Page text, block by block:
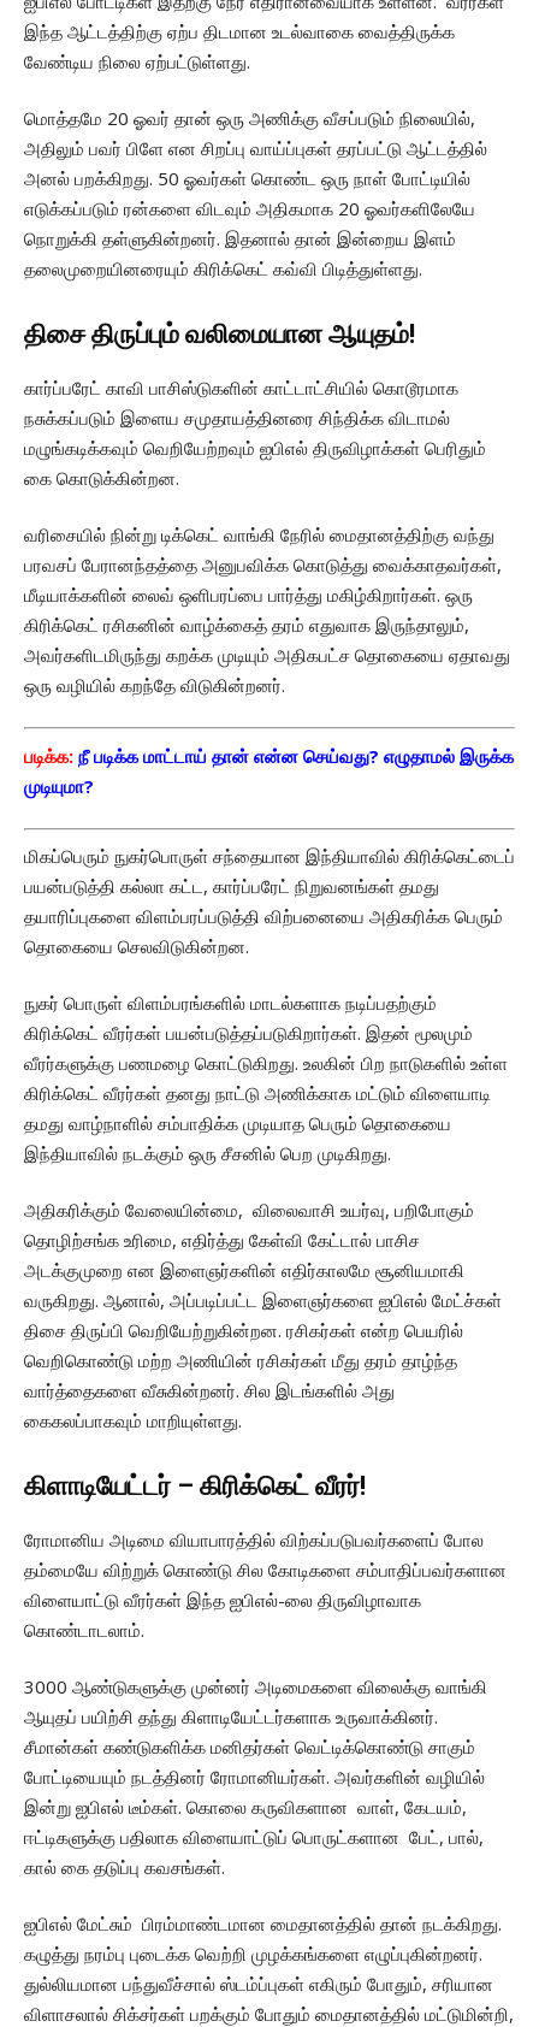
இந்த ஆட்டத்திற்கு ஏற்ப திடமான உடல்வாகை வைத்திருக்க
வேண்டிய நிலை ஏற்பட்டுள்ளது.
மொத்தமே 20 ஓவர் தான் ஒரு அணிக்கு வீசப்படும் நிலையில்,
அதிலும் பவர் பிளே என சிறப்பு வாய்ப்புகள் தரப்பட்டு ஆட்டத்தில்
அனல் பறக்கிறது. 50 ஓவர்கள் கொண்ட ஒரு நாள் போட்டியில்
எடுக்கப்படும் ரன்களை விடவும் அதிகமாக 20 ஓவர்களிலேயே
நொறுக்கி தள்ளுகின்றனர். இதனால் தான் இன்றைய இளம்
தலைமுறையினரையும் கிரிக்கெட் கவ்வி பிடித்துள்ளது.
திசை திருப்பும் வலிமையான ஆயுதம்!
கார்ப்பரேட் காவி பாசிஸ்டுகளின் காட்டாட்சியில் கொடூரமாக
நசுக்கப்படும் இளைய சமுதாயத்தினரை சிந்திக்க விடாமல்
மழுங்கடிக்கவும் வெறியேற்றவும் ஐபிஎல் திருவிழாக்கள் பெரிதும்
கை கொடுக்கின்றன.
வரிசையில் நின்று டிக்கெட் வாங்கி நேரில் மைதானத்திற்கு வந்து
பரவசப் பேரானந்தத்தை அனுபவிக்க கொடுத்து வைக்காதவர்கள்,
மீடியாக்களின் லைவ் ஒளிபரப்பை பார்த்து மகிழ்கிறார்கள். ஒரு
கிரிக்கெட் ரசிகனின் வாழ்க்கைத் தரம் எதுவாக இருந்தாலும்,
அவர்களிடமிருந்து கறக்க முடியும் அதிகபட்ச தொகையை ஏதாவது
ஒரு வழியில் கறந்தே விடுகின்றனர்.
படிக்க: நீ படிக்க மாட்டாய் தான் என்ன செய்வது? எழுதாமல் இருக்க
முடியுமா?
மிகப்பெரும் நுகர்பொருள் சந்தையான இந்தியாவில் கிரிக்கெட்டைப்
பயன்படுத்தி கல்லா கட்ட, கார்ப்பரேட் நிறுவனங்கள் தமது
தயாரிப்புகளை விளம்பரப்படுத்தி விற்பனையை அதிகரிக்க பெரும்
தொகையை செலவிடுகின்றன.
நுகர் பொருள் விளம்பரங்களில் மாடல்களாக நடிப்பதற்கும்
கிரிக்கெட் வீரர்கள் பயன்படுத்தப்படுகிறார்கள். இதன் மூலமும்
வீரர்களுக்கு பணமழை கொட்டுகிறது. உலகின் பிற நாடுகளில் உள்ள
கிரிக்கெட் வீரர்கள் தனது நாட்டு அணிக்காக மட்டும் விளையாடி
தமது வாழ்நாளில் சம்பாதிக்க முடியாத பெரும் தொகையை
இந்தியாவில் நடக்கும் ஒரு சீசனில் பெற முடிகிறது.
அதிகரிக்கும் வேலையின்மை, விலைவாசி உயர்வு, பறிபோகும்
தொழிற்சங்க உரிமை, எதிர்த்து கேள்வி கேட்டால் பாசிச
அடக்குமுறை என இளைஞர்களின் எதிர்காலமே சூனியமாகி
வருகிறது. ஆனால், அப்படிப்பட்ட இளைஞர்களை ஐபிஎல் மேட்ச்கள்
திசை திருப்பி வெறியேற்றுகின்றன. ரசிகர்கள் என்ற பெயரில்
வெறிகொண்டு மற்ற அணியின் ரசிகர்கள் மீது தரம் தாழ்ந்த
வார்த்தைகளை வீசுகின்றனர். சில இடங்களில் அது
கைகலப்பாகவும் மாறியுள்ளது.
கிளாடியேட்டர் – கிரிக்கெட் வீரர்!
ரோமானிய அடிமை வியாபாரத்தில் விற்கப்படுபவர்களைப் போல
தம்மையே விற்றுக் கொண்டு சில கோடிகளை சம்பாதிப்பவர்களான
விளையாட்டு வீரர்கள் இந்த ஐபிஎல்-லை திருவிழாவாக
கொண்டாடலாம்.
3000 ஆண்டுகளுக்கு முன்னர் அடிமைகளை விலைக்கு வாங்கி
ஆயுதப் பயிற்சி தந்து கிளாடியேட்டர்களாக உருவாக்கினர்.
சீமான்கள் கண்டுகளிக்க மனிதர்கள் வெட்டிக்கொண்டு சாகும்
போட்டியையும் நடத்தினர் ரோமானியர்கள். அவர்களின் வழியில்
இன்று ஐபிஎல் டீம்கள். கொலை கருவிகளான வாள், கேடயம்,
ஈட்டிகளுக்கு பதிலாக விளையாட்டுப் பொருட்களான பேட், பால்,
கால் கை தடுப்பு கவசங்கள்.
ஐபிஎல் மேட்சும் பிரம்மாண்டமான மைதானத்தில் தான் நடக்கிறது.
கழுத்து நரம்பு புடைக்க வெற்றி முழக்கங்களை எழுப்புகின்றனர்.
துல்லியமான பந்துவீச்சால் ஸ்டம்ப்புகள் எகிரும் போதும், சரியான
விளாசலால் சிக்சர்கள் பறக்கும் போதும் மைதானத்தில் மட்டுமின்றி,